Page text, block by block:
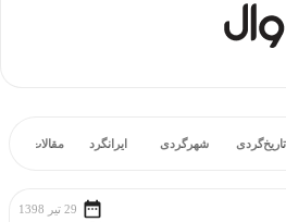
تاریخ‌گردی شهرگردی ایرانگرد مقالات
29 تیر 1398